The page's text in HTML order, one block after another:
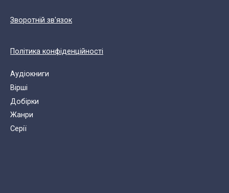
Зворотній зв'язок
Політика конфіденційності
Аудіокниги
Вірші
Добірки
Жанри
Cерії